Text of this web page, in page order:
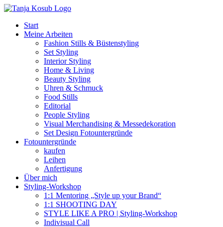
Zum
springenStart
Meine Arbeiten
Fashion Stills & Büstenstyling
Set Styling
Interior Styling
Home & Living
Beauty Styling
Uhren & Schmuck
Food Stills
Editorial
People Styling
Visual Merchandising & Messedekoration
Set Design Fotountergründe
Fotountergründe
kaufen
Leihen
Anfertigung
Über mich
Styling-Workshop
1:1 Mentoring „Style up your Brand“
1:1 SHOOTING DAY
STYLE LIKE A PRO | Styling-Workshop
Indivisual Call